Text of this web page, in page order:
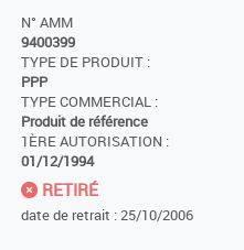
N° AMM
9400399
TYPE DE PRODUIT :
PPP
TYPE COMMERCIAL :
Produit de référence
1ÈRE AUTORISATION :
01/12/1994
RETIRÉ
date de retrait : 25/10/2006